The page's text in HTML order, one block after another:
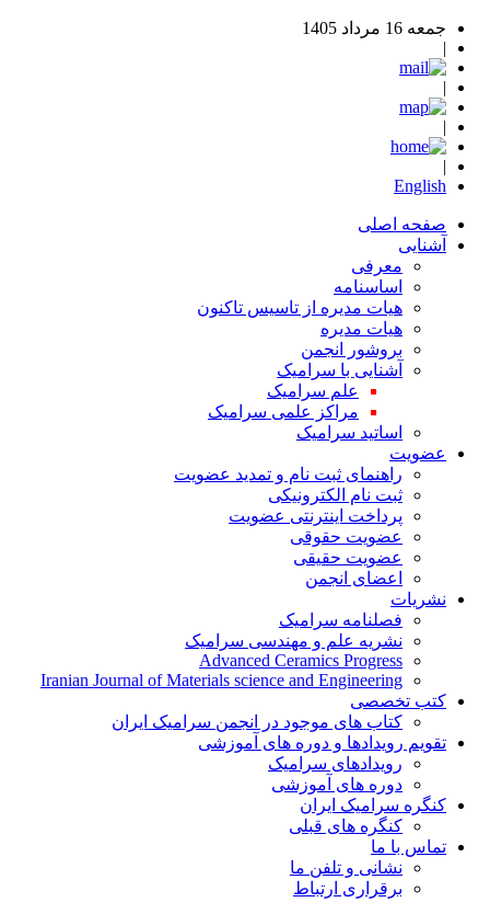
جمعه 16 مرداد 1405
English
صفحه اصلی
آشنایی
معرفی
اساسنامه
هیات مدیره از تاسیس تاکنون
هیات مدیره
بروشور انجمن
آشنایی با سرامیک
علم سرامیک
مراکز علمی سرامیک
اساتید سرامیک
عضویت
راهنمای ثبت نام و تمدید عضویت
ثبت نام الکترونیکی
پرداخت اینترنتی عضویت
عضویت حقوقی
عضویت حقیقی
اعضای انجمن
نشریات
فصلنامه سرامیک
نشریه علم و مهندسی سرامیک
Advanced Ceramics Progress
Iranian Journal of Materials science and Engineering
کتب تخصصی
کتاب های موجود در انجمن سرامیک ایران
تقویم رویدادها و دوره های آموزشی
رویدادهای سرامیک
دوره های آموزشی
کنگره سرامیک ایران
کنگره های قبلی
تماس با ما
نشانی و تلفن ما
برقراری ارتباط